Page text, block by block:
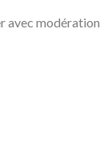
avec modération